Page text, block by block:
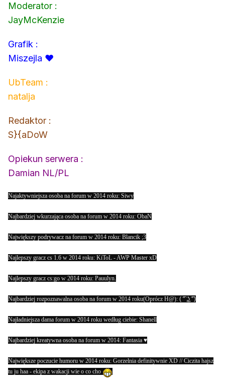
Moderator :
JayMcKenzie
Grafik :
Miszejla ♥
UbTeam :
natalja
Redaktor :
S}{aDoW
Opiekun serwera :
Damian NL/PL
Najaktywniejsza osoba na forum w 2014 roku: Siwy
Najbardziej wkurzająca osoba na forum w 2014 roku: ObaN
Największy podrywacz na forum w 2014 roku: Blancik ;3
Najlepszy gracz cs 1.6 w 2014 roku: KiToL - AWP Master xD
Najlepszy gracz cs:go w 2014 roku: Pauulyn.
Najbardziej rozpoznawalna osoba na forum w 2014 roku(Oprócz H@): ( ͡° ͜ʖ ͡°)
Najładniejsza dama forum w 2014 roku według ciebie: Shanell
Najbardziej kreatywna osoba na forum w 2014: Fantasia ♥
Największe poczucie humoru w 2014 roku: Gorzelnia definitywnie XD // Ciczita hajsz
tu ju haa - ekipa z wakacji wie o co cho